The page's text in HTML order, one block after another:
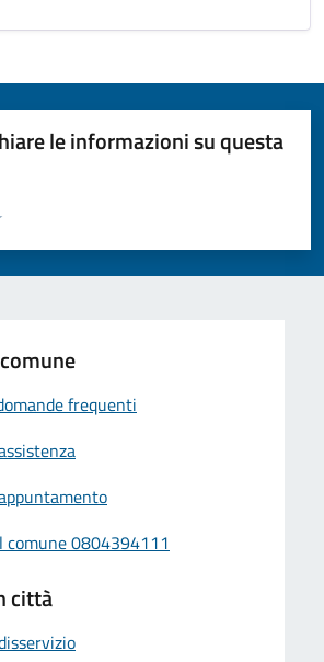
le informazioni su questa
pagina
5 stelle su 5
stelle su 5
su 5
5
frequenti
comune 0804394111
città